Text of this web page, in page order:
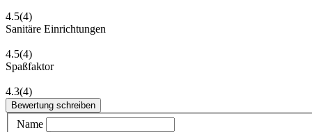
4.5(4)
Sanitäre Einrichtungen
4.5(4)
Spaßfaktor
4.3(4)
Bewertung schreiben
Name